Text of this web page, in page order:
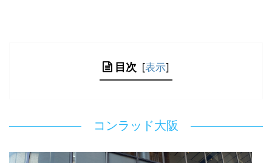
目次 [表示]
コンラッド大阪